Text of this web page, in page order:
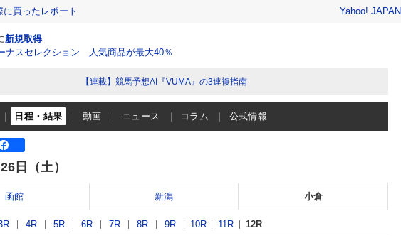
買ったレポート Yahoo! JAPAN
新規取得
ナスセレクション 人気商品が最大40％
【連載】競馬予想AI『VUMA』の3連複指南
日程・結果 動画 ニュース コラム 公式情報
日（土）
函館 新潟 小倉
4R 5R 6R 7R 8R 9R 10R 11R 12R